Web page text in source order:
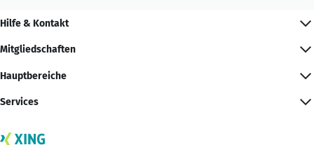
Hilfe & Kontakt
Mitgliedschaften
Hauptbereiche
Services